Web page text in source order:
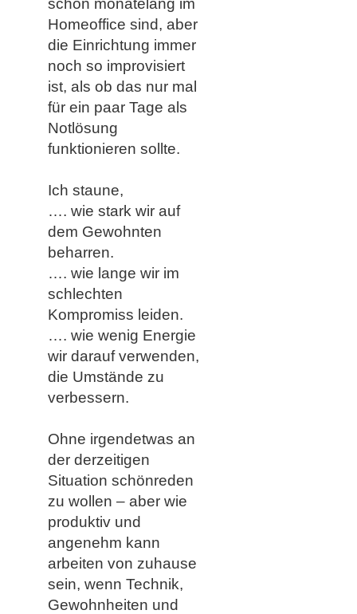
schon monatelang im
Homeoffice sind, aber
die Einrichtung immer
noch so improvisiert
ist, als ob das nur mal
für ein paar Tage als
Notlösung
funktionieren sollte.​
Ich staune,
…. ​wie stark wir auf
dem Gewohnten
beharren.
…. wie lange wir im
schlechten
Kompromiss leiden.
…. wie wenig Energie
wir darauf verwenden,
die Umstände zu
verbessern.
Ohne irgendetwas an
der derzeitigen
Situation schönreden
zu wollen – aber wie
produktiv und
angenehm kann
arbeiten von zuhause
sein, wenn Technik,
Gewohnheiten und